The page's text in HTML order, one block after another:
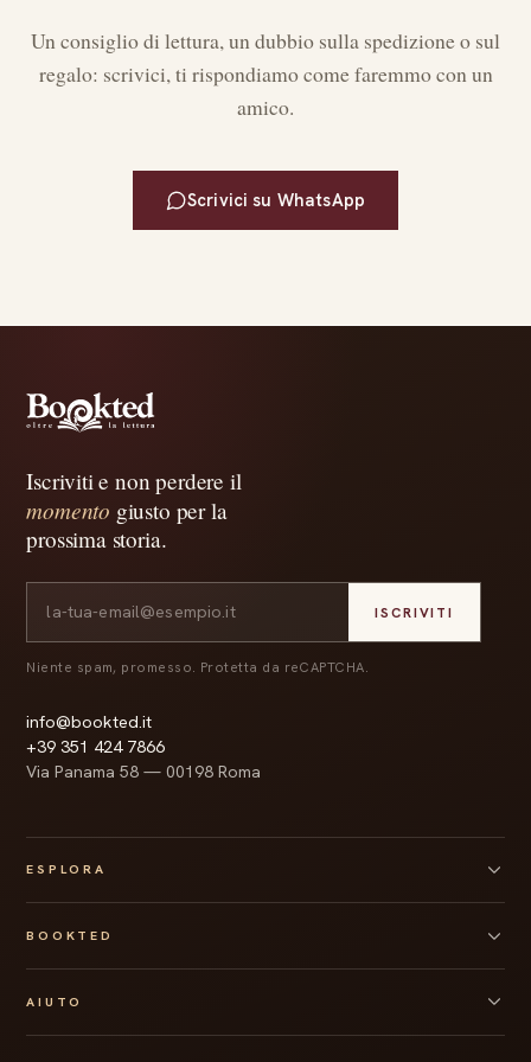
Un consiglio di lettura, un dubbio sulla spedizione o sul
regalo: scrivici, ti rispondiamo come faremmo con un
amico.
Scrivici su WhatsApp
Iscriviti e non perdere il
momento giusto per la
prossima storia.
ISCRIVITI
Niente spam, promesso. Protetta da reCAPTCHA.
info@bookted.it
+39 351 424 7866
Via Panama 58 — 00198 Roma
ESPLORA
Box personalizzata
Regali aziendali
Gift card
Quiz Bookted
BOOKTED
Collaborazioni
Press kit
AIUTO